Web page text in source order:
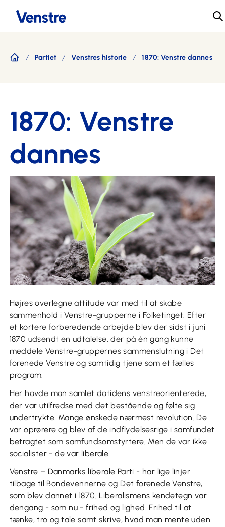
Partiet Venstres historie 1870: Venstre dannes
1870: Venstre
dannes
Højres overlegne attitude var med til at skabe
sammenhold i Venstre-grupperne i Folketinget. Efter
et kortere forberedende arbejde blev der sidst i juni
1870 udsendt en udtalelse, der på én gang kunne
meddele Venstre-gruppernes sammenslutning i Det
forenede Venstre og samtidig tjene som et fælles
program.
Her havde man samlet datidens venstreorienterede,
der var utilfredse med det bestående og følte sig
undertrykte. Mange ønskede nærmest revolution. De
var oprørere og blev af de indflydelsesrige i samfundet
betragtet som samfundsomstyrtere. Men de var ikke
socialister - de var liberale.
Venstre – Danmarks liberale Parti - har lige linjer
tilbage til Bondevennerne og Det forenede Venstre,
som blev dannet i 1870. Liberalismens kendetegn var
dengang - som nu - frihed og lighed. Frihed til at
tænke, tro og tale samt skrive, hvad man mente uden